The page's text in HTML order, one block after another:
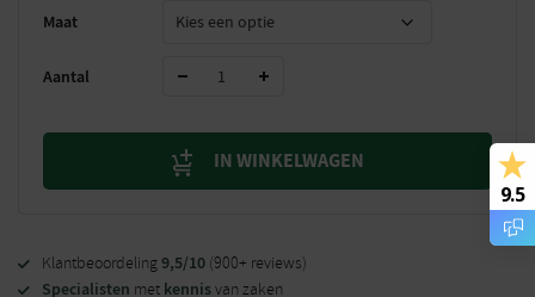
Maat
Aantal
IN WINKELWAGEN
Klantbeoordeling9,5/10 (900+ reviews)
Specialisten met kennisvan zaken
9.5